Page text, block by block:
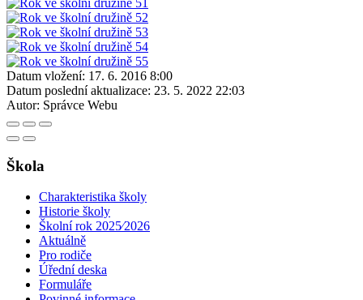
Datum vložení: 17. 6. 2016 8:00
Datum poslední aktualizace: 23. 5. 2022 22:03
Autor: Správce Webu
Škola
Charakteristika školy
Historie školy
Školní rok 2025⁄2026
Aktuálně
Pro rodiče
Úřední deska
Formuláře